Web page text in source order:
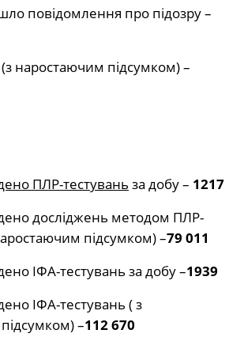
повідомлення про підозру –
(з наростаючим підсумком) –
ПЛР-тестувань за добу – 1217
досліджень методом ПЛР-
підсумком) –79 011
ІФА-тестувань за добу –1939
ІФА-тестувань ( з
–112 670